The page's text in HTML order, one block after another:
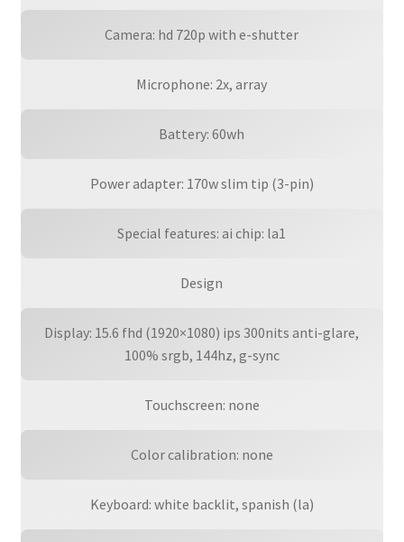
Camera: hd 720p with e-shutter
Microphone: 2x, array
Battery: 60wh
Power adapter: 170w slim tip (3-pin)
Special features: ai chip: la1
Design
Display: 15.6 fhd (1920×1080) ips 300nits anti-glare,
100% srgb, 144hz, g-sync
Touchscreen: none
Color calibration: none
Keyboard: white backlit, spanish (la)